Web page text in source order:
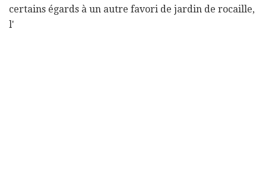
certains égards à un autre favori de jardin de rocaille,
l'